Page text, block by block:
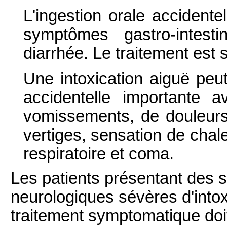
L'ingestion orale
symptômes gastro-
diarrhée. Le traitement est
Une intoxication aiguë
accidentelle importante
vomissements, de
vertiges, sensation de
respiratoire et coma.
Les patients présentant des
neurologiques sévères
traitement symptomatique